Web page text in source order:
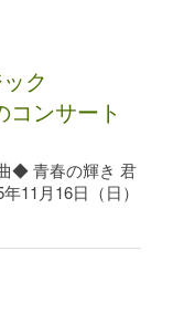
ック
ンサート
青春の輝き 君
月16日（日）